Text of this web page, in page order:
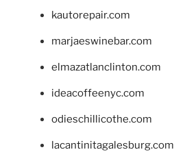
kautorepair.com
marjaeswinebar.com
elmazatlanclinton.com
ideacoffeenyc.com
odieschillicothe.com
lacantinitagalesburg.com